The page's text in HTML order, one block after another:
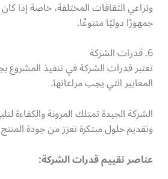
وتراعي الثقافات المختلفة، خاصة
جمهورًا دوليًا متنوعًا.
6. قدرات الشركة
تعتبر قدرات الشركة في تنفيذ المشروع
المعايير التي يجب مراعاتها.
الشركة الجيدة تمتلك المرونة والكفاءة
وتقديم حلول مبتكرة تعزز من جودة المنتج
عناصر تقييم قدرات الشركة: